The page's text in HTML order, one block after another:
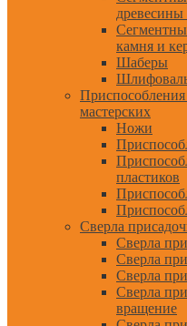
древесины
камня и
Шаберы
мастерских
Ножи
пластиков
Сверла
Сверла
Сверла
Сверла
Сверла
вращение